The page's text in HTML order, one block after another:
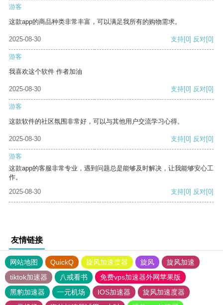
游客
这款app的商品种类非常丰富，可以满足我所有的购物需求。
2025-08-30 支持[0] 反对[0]
游客
我喜欢这个软件 作者加油
2025-08-30 支持[0] 反对[0]
游客
这款软件的社区氛围非常好，可以与其他用户交流学习心得。
2025-08-30 支持[0] 反对[0]
游客
这款app的客服非常专业，遇到问题总是能够及时解决，让我能够安心工
作。
2025-08-30
支持[0] 反对[0]
友情链接
网站地图 QuickQ 旋风加速度器 旋风
旋风加速
tiktok加速器
八戒看书
免费vps加速器外网苹果版
黑豹加速器
一元机场 IOS加速器
旋风加速度器